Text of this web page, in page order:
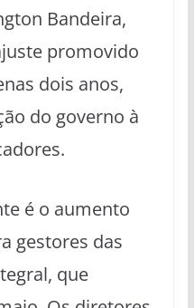
Bandeira,
promovido
dois anos,
do governo à
é o aumento
gestores das
que